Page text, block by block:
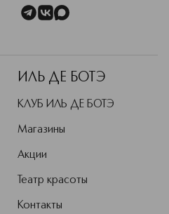
ИЛЬ ДЕ БОТЭ
КЛУБ ИЛЬ ДЕ БОТЭ
Магазины
Акции
Театр красоты
Контакты